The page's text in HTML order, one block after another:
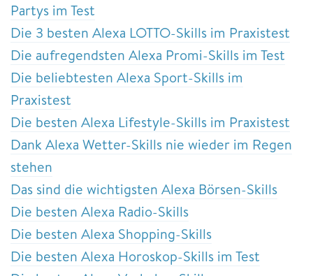
Partys im Test
Die 3 besten Alexa LOTTO-Skills im Praxistest
Die aufregendsten Alexa Promi-Skills im Test
Die beliebtesten Alexa Sport-Skills im
Praxistest
Die besten Alexa Lifestyle-Skills im Praxistest
Dank Alexa Wetter-Skills nie wieder im Regen
stehen
Das sind die wichtigsten Alexa Börsen-Skills
Die besten Alexa Radio-Skills
Die besten Alexa Shopping-Skills
Die besten Alexa Horoskop-Skills im Test